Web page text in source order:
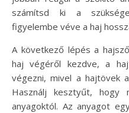
számítsd ki a
figyelembe véve a haj
A következő lépés a
haj végéről kezdve, a
végezni, mivel a hajtövek
Használj kesztyűt, hogy
anyagoktól. Az anyagot